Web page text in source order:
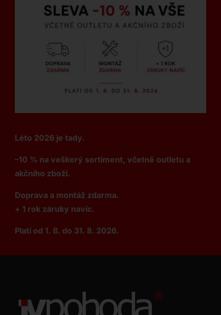
Léto 2026 je tady.
–10 % na veškerý sortiment, včetně outletu a
akčního zboží.
Doprava a montáž zdarma.
+ 1 rok záruky navíc.
Platí od 1. 8. do 31. 8. 2026.